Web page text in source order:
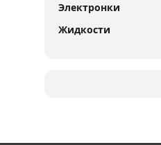
Электронки
Жидкости